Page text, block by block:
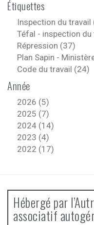
Étiquettes
Inspection du travail
Téfal - inspection
Répression (37)
Plan Sapin -
Code du travail (24)
Année
2026 (5)
2025 (7)
2024 (14)
2023 (4)
2022 (17)
Hébergé par
associatif